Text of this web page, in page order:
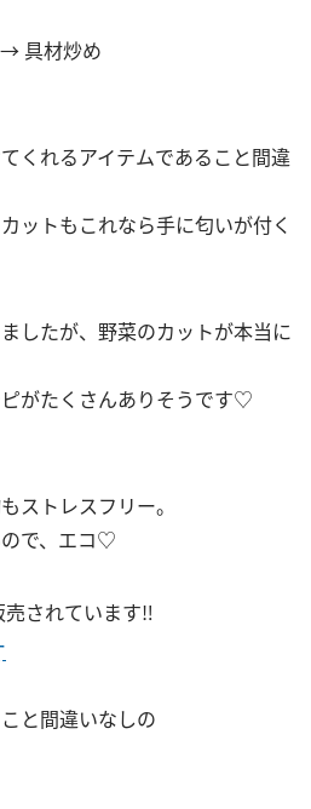
具材炒め
くれるアイテムであること間違
ットもこれなら手に匂いが付く
したが、野菜のカットが本当に
がたくさんありそうです♡
ストレスフリー。
で、エコ♡
されています‼︎
と間違いなしの